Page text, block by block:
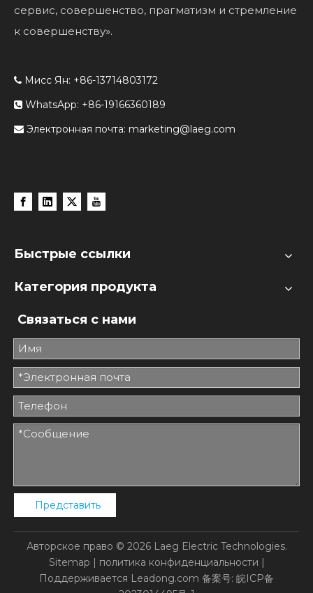
сервис, совершенство, прагматизм и стремление
к совершенству».
 Мисс Ян: +86-13714803172
 WhatsApp: +86-19166360189
 Электронная почта: marketing@laeg.com
Быстрые ссылки
Категория продукта
Связаться с нами
Представить
Авторское право © 2026Laeg Electric Technologies.
Sitemap | политика конфиденциальности |
Поддерживается Leadong.com 备案号: 皖ICP备